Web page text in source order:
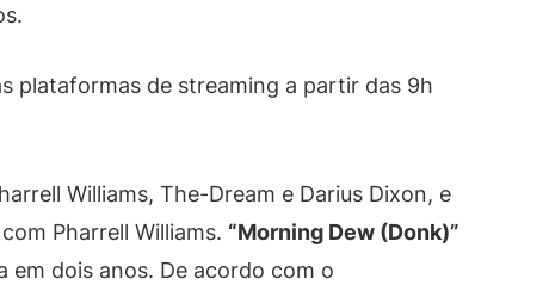
plataformas de streaming a partir das 9h
Williams, The-Dream e Darius Dixon, e
Pharrell Williams. “Morning Dew (Donk)”
em dois anos. De acordo com o